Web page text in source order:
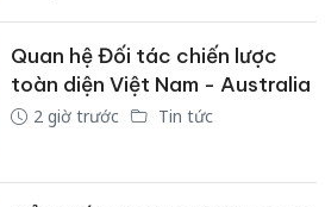
Quan hệ Đối tác chiến lược
toàn diện Việt Nam - Australia
2 giờ trước Tin tức